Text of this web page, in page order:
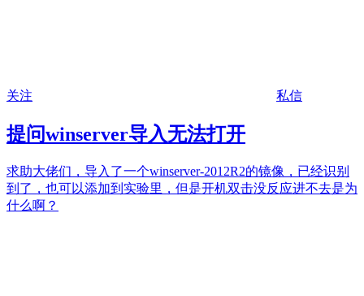
关注 私信
提问winserver导入无法打开
求助大佬们，导入了一个winserver-2012R2的镜像，已经识别
到了，也可以添加到实验里，但是开机双击没反应进不去是为
什么啊？